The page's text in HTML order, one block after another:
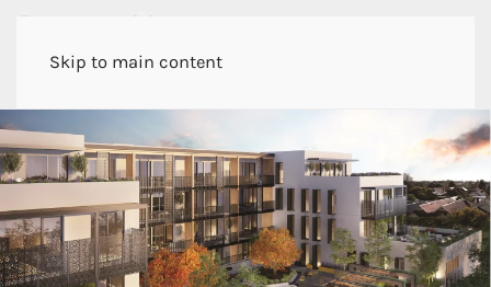
Skip to main content